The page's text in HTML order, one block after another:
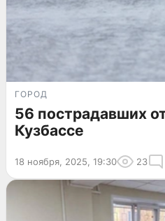
ГОРОД
56 пострадавших
Кузбассе
18 ноября, 2025, 19:30 23